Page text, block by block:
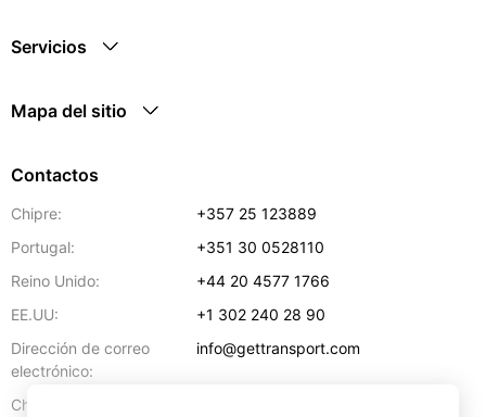
Servicios
Mapa del sitio
Contactos
Chipre:
+357 25 123889
Portugal:
+351 30 0528110
Reino Unido:
+44 20 4577 1766
EE.UU:
+1 302 240 28 90
Dirección de correo
electrónico:
info@gettransport.com
Chipre: